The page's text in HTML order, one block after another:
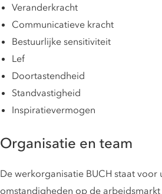
Veranderkracht
Communicatieve kracht
Bestuurlijke sensitiviteit
Lef
Doortastendheid
Standvastigheid
Inspiratievermogen
Organisatie en team
De werkorganisatie BUCH staat
omstandigheden op de